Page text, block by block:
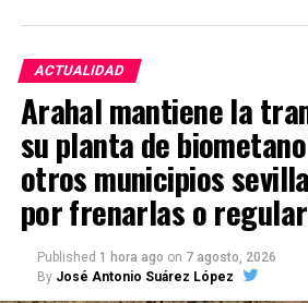
ACTUALIDAD
Arahal mantiene la
su planta de
otros municipios
por frenarlas o
Published 1 hora ago on 7 agosto, 2026
By José Antonio Suárez López